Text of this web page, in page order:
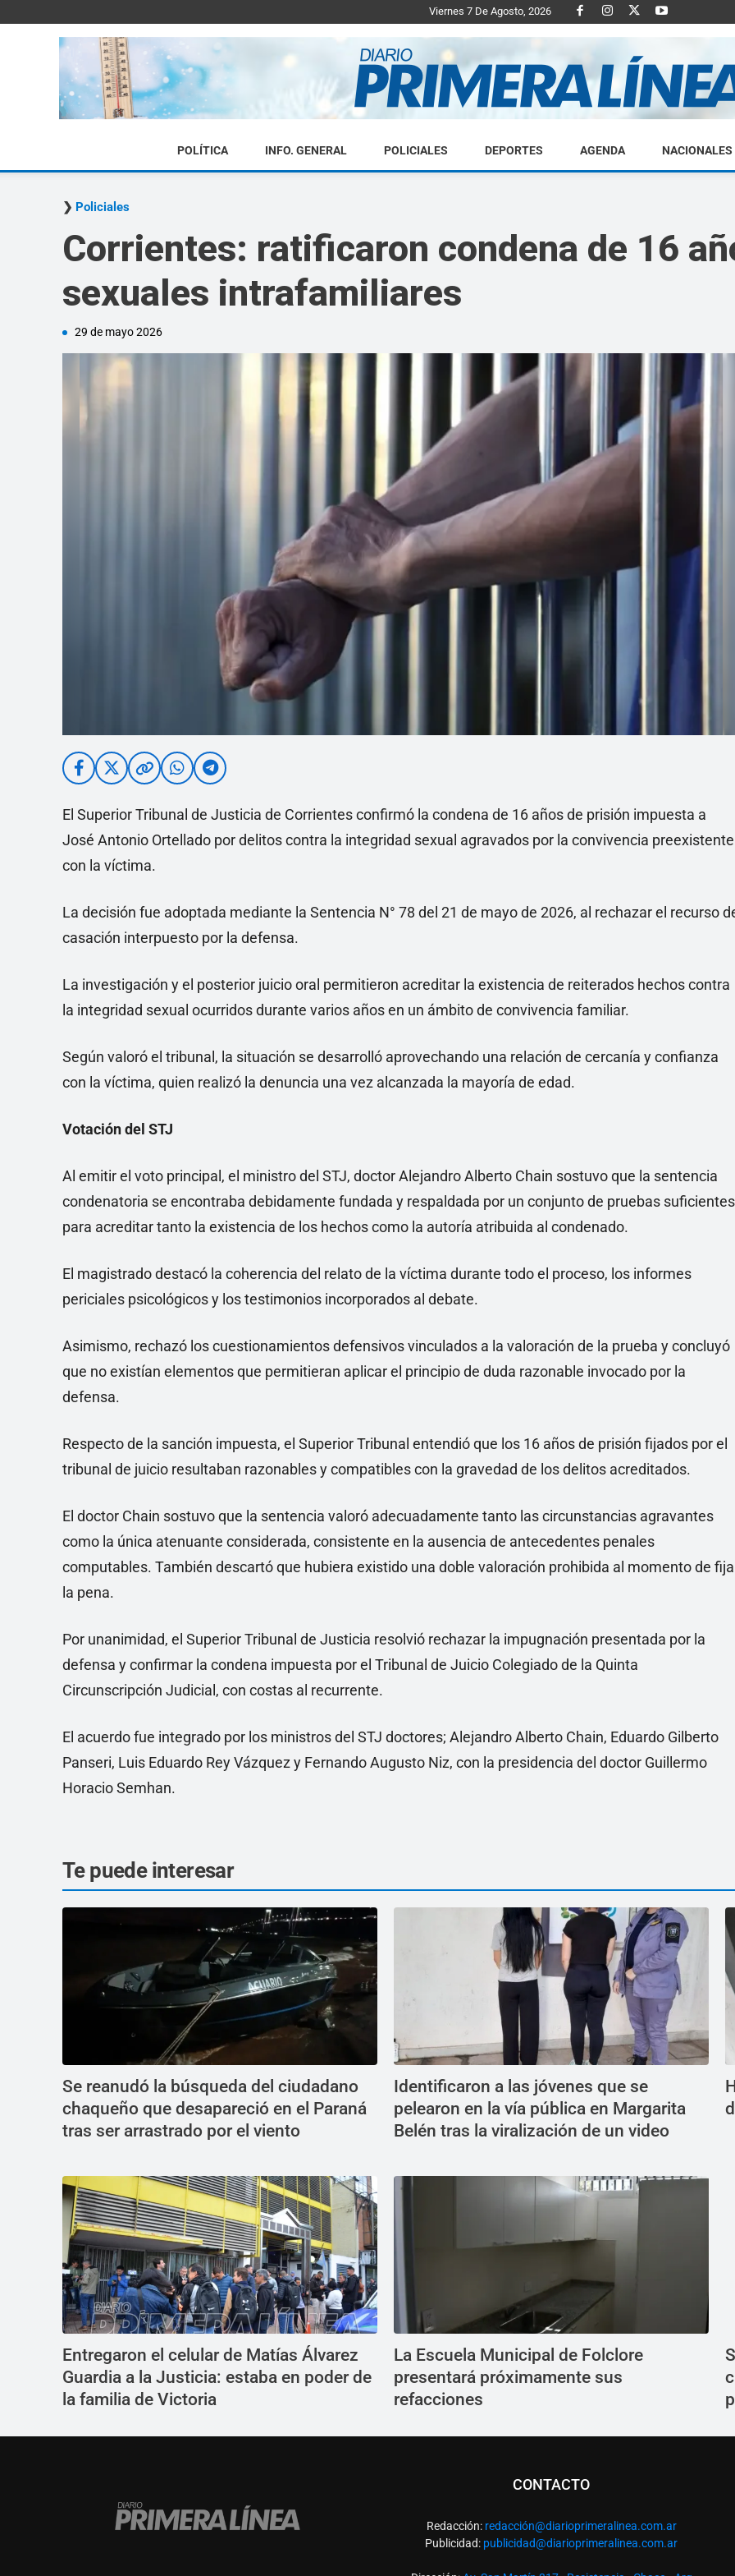
Viernes 7 De Agosto, 2026
Diario
POLÍTICA INFO. GENERAL POLICIALES DEPORTES AGENDA NACIONALES
Policiales
Corrientes: ratificaron condena de 16
sexuales intrafamiliares
29 de mayo 2026
El Superior Tribunal de Justicia de Corrientes confirmó la condena de 16 años de prisión impuesta a
José Antonio Ortellado por delitos contra la integridad sexual agravados por la convivencia preexistente
con la víctima.
La decisión fue adoptada mediante la Sentencia N° 78 del 21 de mayo de 2026, al rechazar el recurso
casación interpuesto por la defensa.
La investigación y el posterior juicio oral permitieron acreditar la existencia de reiterados hechos contra
la integridad sexual ocurridos durante varios años en un ámbito de convivencia familiar.
Según valoró el tribunal, la situación se desarrolló aprovechando una relación de cercanía y confianza
con la víctima, quien realizó la denuncia una vez alcanzada la mayoría de edad.
Votación del STJ
Al emitir el voto principal, el ministro del STJ, doctor Alejandro Alberto Chain sostuvo que la sentencia
condenatoria se encontraba debidamente fundada y respaldada por un conjunto de pruebas suficientes
para acreditar tanto la existencia de los hechos como la autoría atribuida al condenado.
El magistrado destacó la coherencia del relato de la víctima durante todo el proceso, los informes
periciales psicológicos y los testimonios incorporados al debate.
Asimismo, rechazó los cuestionamientos defensivos vinculados a la valoración de la prueba y concluyó
que no existían elementos que permitieran aplicar el principio de duda razonable invocado por la
defensa.
Respecto de la sanción impuesta, el Superior Tribunal entendió que los 16 años de prisión fijados por el
tribunal de juicio resultaban razonables y compatibles con la gravedad de los delitos acreditados.
El doctor Chain sostuvo que la sentencia valoró adecuadamente tanto las circunstancias agravantes
como la única atenuante considerada, consistente en la ausencia de antecedentes penales
computables. También descartó que hubiera existido una doble valoración prohibida al momento de
la pena.
Por unanimidad, el Superior Tribunal de Justicia resolvió rechazar la impugnación presentada por la
defensa y confirmar la condena impuesta por el Tribunal de Juicio Colegiado de la Quinta
Circunscripción Judicial, con costas al recurrente.
El acuerdo fue integrado por los ministros del STJ doctores; Alejandro Alberto Chain, Eduardo Gilberto
Panseri, Luis Eduardo Rey Vázquez y Fernando Augusto Niz, con la presidencia del doctor Guillermo
Horacio Semhan.
Te puede interesar
Se reanudó la búsqueda del ciudadano
chaqueño que desapareció en el Paraná
tras ser arrastrado por el viento
Identificaron a las jóvenes que se
pelearon en la vía pública en Margarita
Belén tras la viralización de un video
Entregaron el celular de Matías Álvarez
Guardia a la Justicia: estaba en poder de
la familia de Victoria
La Escuela Municipal de Folclore
presentará próximamente sus
refacciones
CONTACTO
Redacción: redacción@diarioprimeralinea.com.ar
Publicidad: publicidad@diarioprimeralinea.com.ar